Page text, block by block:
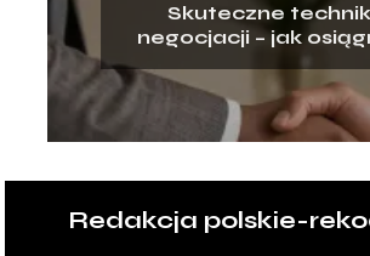
Skuteczne
negocjacji – jak
Redakcja polskie-